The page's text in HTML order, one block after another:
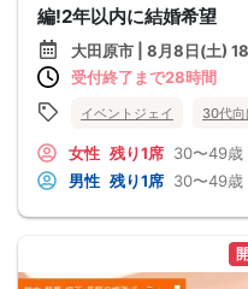
編!2年以内に結婚希望
大田原市 | 8月8日(土)
受付終了まで28時間
イベントジェイ 30代向
女性 残り1席 30〜49歳
男性 残り1席 30〜49歳